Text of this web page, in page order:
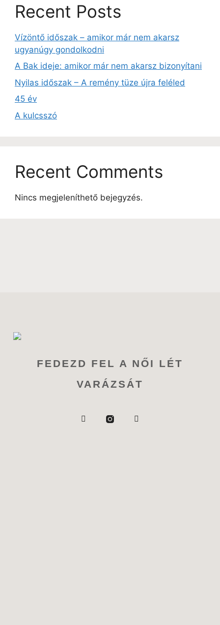
Recent Posts
Vízöntő időszak – amikor már nem akarsz
ugyanúgy gondolkodni
A Bak ideje: amikor már nem akarsz bizonyítani
Nyilas időszak – A remény tüze újra feléled
45 év
A kulcsszó
Recent Comments
Nincs megjeleníthető bejegyzés.
FEDEZD FEL A NŐI LÉT
VARÁZSÁT